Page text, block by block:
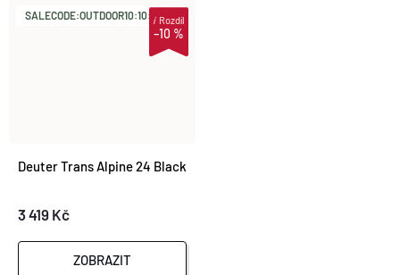
SALECODE:OUTDOOR10:10:%
–10 %
iRozdíl
Deuter Trans Alpine 24 Black
3 419 Kč
ZOBRAZIT